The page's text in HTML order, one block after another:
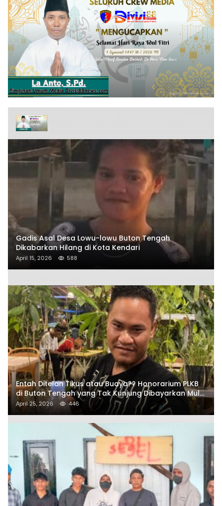
Gadis Asal Desa Lowu-lowu Buton Tengah
Dikabarkan Hilang di Kota Kendari
April 15, 2026 588
Entah Ditelan Tikus atau Buaya?? Honorarium PLKB
di Buton Tengah yang Tak Kunjung Dibayarkan Mulai
Disorot SAMURAIS
April 25, 2026 446